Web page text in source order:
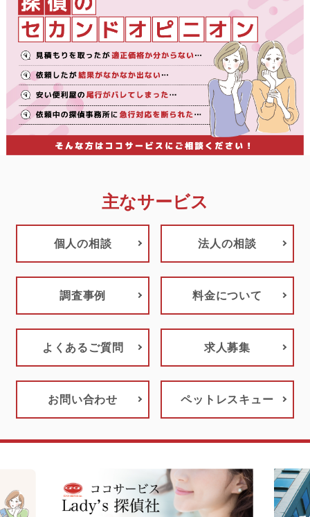
主なサービス
個人の相談 法人の相談
調査事例 料金について
よくあるご質問 求人募集
お問い合わせ ペットレスキュー